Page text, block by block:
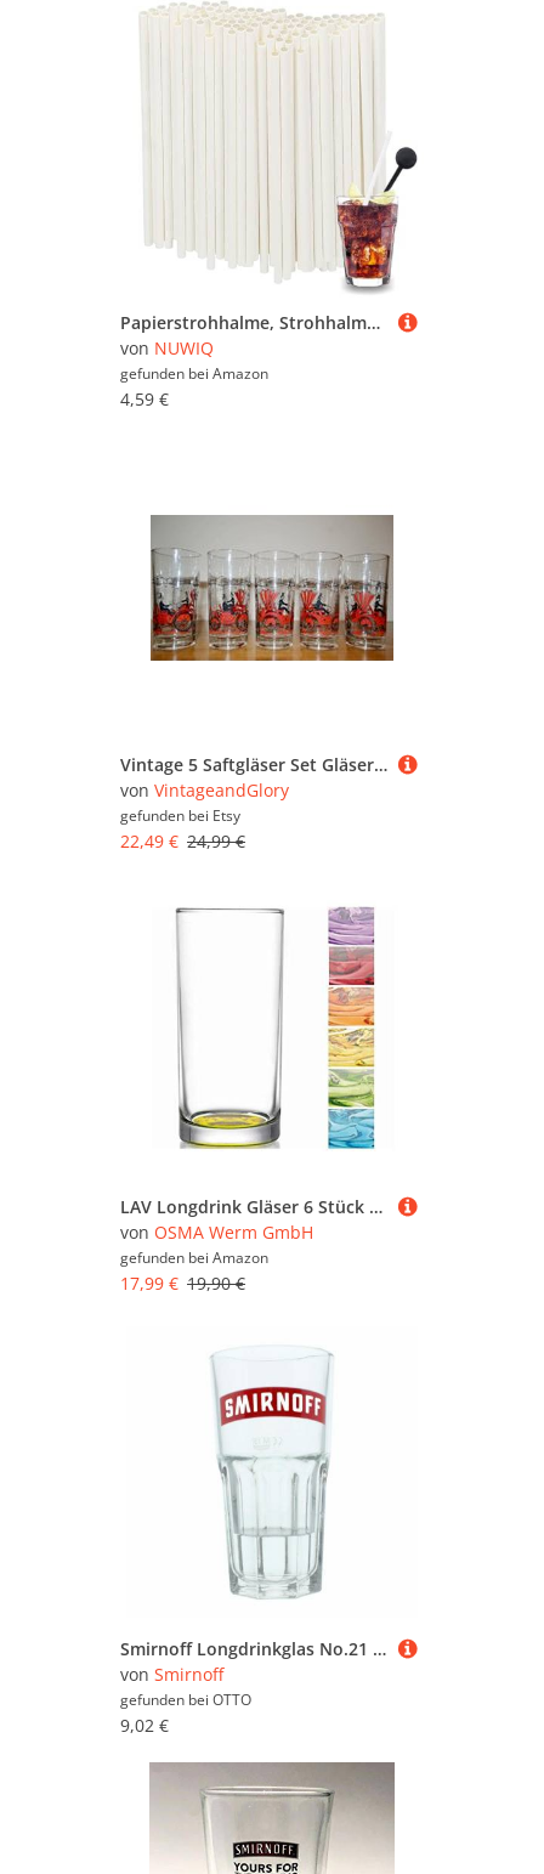
Papierstrohhalme, Strohhalme Papier (Durchmesser 6 mm 19,7 cm), Party Strohhalme, Geeignet für Cocktails, Kaffee und Feiern, Longdrink Partys (100, Elfenbein)
von NUWIQ
gefunden bei Amazon
4,59 €
Vintage 5 Saftgläser Set Gläser Oldtimer Rot Aus Den 70Er Jahren Longdrink Retro Mid Century Shabby Chic Landhausstil
von VintageandGlory
gefunden bei Etsy
22,49 € 24,99 €
LAV Longdrink Gläser 6 Stück farblich sortiert
von OSMA Werm GmbH
gefunden bei Amazon
17,99 € 19,90 €
Smirnoff Longdrinkglas No.21 Harley Glas mit Logo, Longdrink Glas, 300 ml, Glas
von Smirnoff
gefunden bei OTTO
9,02 €